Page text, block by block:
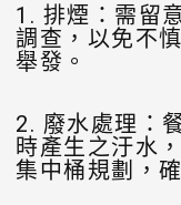
1. 排煙：需留
調查，以免不
舉發。
2. 廢水處理：
時產生之汙水
集中桶規劃，